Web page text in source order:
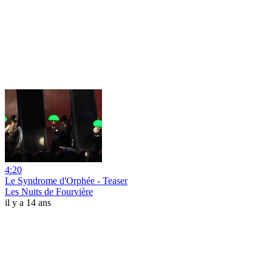
4:20
Le Syndrome d'Orphée - Teaser
Les Nuits de Fourvière
il y a 14 ans